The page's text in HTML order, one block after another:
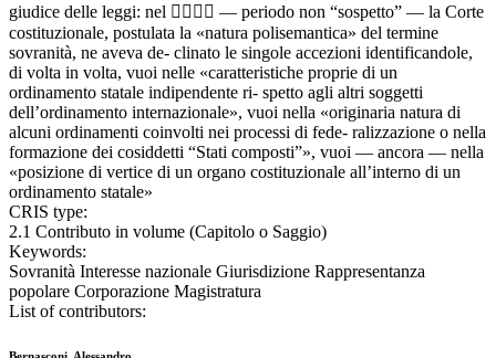
giudice delle leggi: nel  — periodo non “sospetto” — la Corte
costituzionale, postulata la «natura polisemantica» del termine
sovranità, ne aveva de- clinato le singole accezioni identificandole,
di volta in volta, vuoi nelle «caratteristiche proprie di un
ordinamento statale indipendente ri- spetto agli altri soggetti
dell’ordinamento internazionale», vuoi nella «originaria natura di
alcuni ordinamenti coinvolti nei processi di fede- ralizzazione o nella
formazione dei cosiddetti “Stati composti”», vuoi — ancora — nella
«posizione di vertice di un organo costituzionale all’interno di un
ordinamento statale»
CRIS type:
2.1 Contributo in volume (Capitolo o Saggio)
Keywords:
Sovranità Interesse nazionale Giurisdizione Rappresentanza
popolare Corporazione Magistratura
List of contributors: